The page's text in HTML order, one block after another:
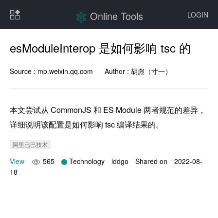
LOGIN
Online Tools
esModuleInterop 是如何影响 tsc 的
Source : mp.weixin.qq.com Author : 胡彪（寸一）
本文尝试从 CommonJS 和 ES Module 两者规范的差异，
详细说明该配置是如何影响 tsc 编译结果的。
阿里巴巴技术
View 565 Technology lddgo Shared on
2022-08-
18